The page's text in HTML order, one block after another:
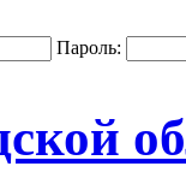
Пароль: